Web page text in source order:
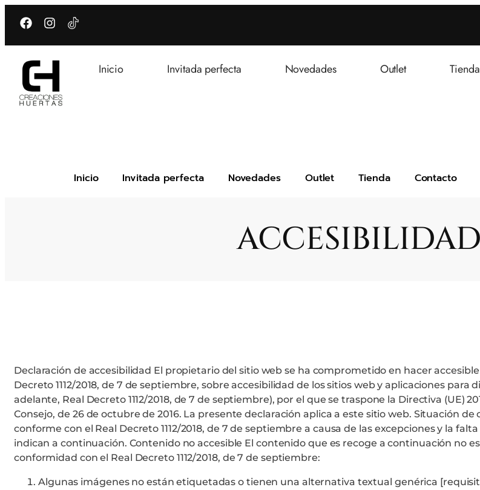
Inicio Invitada perfecta Novedades Outlet Tienda
Inicio Invitada perfecta Novedades Outlet Tienda Contacto
ACCESIBILIDAD
Declaración de accesibilidad El propietario del sitio web se ha comprometido en hacer
Decreto 1112/2018, de 7 de septiembre, sobre accesibilidad de los sitios web y aplicaciones para
adelante, Real Decreto 1112/2018, de 7 de septiembre), por el que se traspone la Directiva (UE)
Consejo, de 26 de octubre de 2016. La presente declaración aplica a este sitio web. Situación
conforme con el Real Decreto 1112/2018, de 7 de septiembre a causa de las excepciones y la
indican a continuación. Contenido no accesible El contenido que es recoge a continuación no
conformidad con el Real Decreto 1112/2018, de 7 de septiembre:
Algunas imágenes no están etiquetadas o tienen una alternativa textual genérica